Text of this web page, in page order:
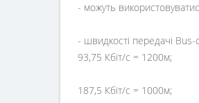
- можуть
- швидкості передачі
93,75 Кбіт/с = 1200м;
187,5 Кбіт/с = 1000м;